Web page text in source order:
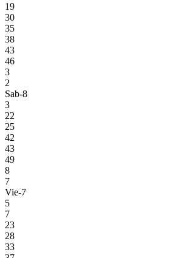
19
30
35
38
43
46
3
2
Sab-8
3
22
25
42
43
49
8
7
Vie-7
5
7
23
28
33